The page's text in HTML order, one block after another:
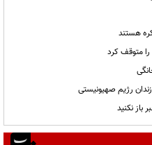
هستند
متوقف کرد
رژیم صهیونیستی
باز نکنید